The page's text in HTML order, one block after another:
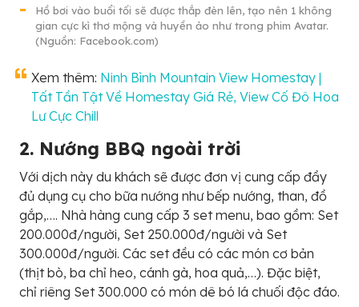
Hồ bơi vào buổi tối sẽ được thắp đèn lên, tạo nên 1 không
gian cực kì thơ mộng và huyền ảo như trong phim Avatar.
(Nguồn: Facebook.com)
Xem thêm: Ninh Bình Mountain View Homestay |
Tất Tần Tật Về Homestay Giá Rẻ, View Cố Đô Hoa
Lư Cực Chill
2. Nướng BBQ ngoài trời
Với dịch này du khách sẽ được đơn vị cung cấp đầy
đủ dụng cụ cho bữa nướng như bếp nướng, than, đồ
gắp,…. Nhà hàng cung cấp 3 set menu, bao gồm: Set
200.000đ/người, Set 250.000đ/người và Set
300.000đ/người. Các set đều có các món cơ bản
(thịt bò, ba chỉ heo, cánh gà, hoa quả,…). Đặc biệt,
chỉ riêng Set 300.000 có món dê bó lá chuối độc đáo.